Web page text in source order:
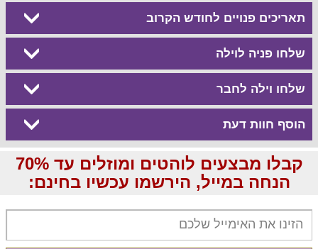
תאריכים פנויים לחודש הקרוב
שלחו פניה לוילה
שלחו וילה לחבר
הוסף חוות דעת
קבלו מבצעים לוהטים ומוזלים עד 70%
הנחה במייל, הירשמו עכשיו בחינם: